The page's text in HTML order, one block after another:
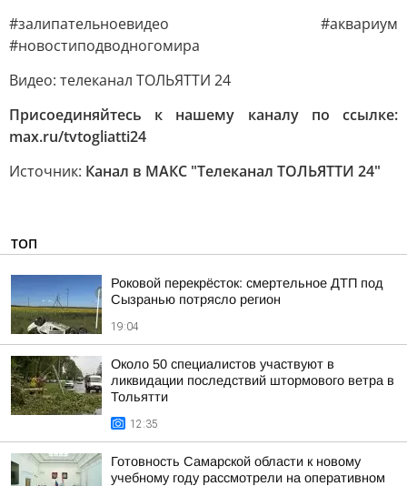
#залипательноевидео #аквариум
#новостиподводногомира
Видео: телеканал ТОЛЬЯТТИ 24
Присоединяйтесь к нашему каналу по ссылке:
max.ru/tvtogliatti24
Источник: Канал в МАКС "Телеканал ТОЛЬЯТТИ 24"
ТОП
Роковой перекрёсток: смертельное ДТП под
Сызранью потрясло регион
19:04
Около 50 специалистов участвуют в
ликвидации последствий штормового ветра в
Тольятти
12:35
Готовность Самарской области к новому
учебному году рассмотрели на оперативном